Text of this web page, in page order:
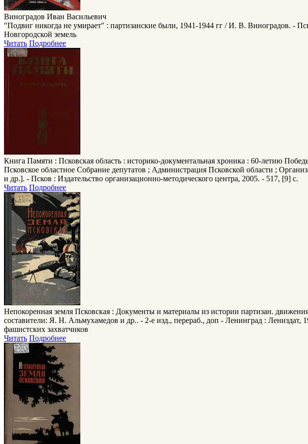
Виноградов Иван Васильевич
"Подвиг никогда не умирает" : партизанские были, 1941-1944 гг / И. В. Виноградов. -
Новгородской земель
Читать Подробнее
Книга Памяти : Псковская область : историко-документальная хроника : 60-летию
Псковское областное Собрание депутатов ; Администрация Псковской области ;
и др.]. - Псков : Издательство организационно-методического центра, 2005. - 517, [9] с.
Читать Подробнее
Непокоренная земля Псковская : Документы и материалы из истории партизан.
составители: Я. Н. Альмухамедов и др.. - 2-е изд., пеpеpаб., доп - Ленинград :
фашистских захватчиков
Читать Подробнее